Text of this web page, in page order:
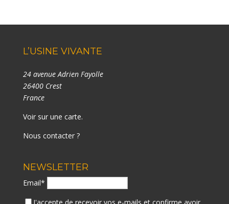
L’USINE VIVANTE
24 avenue Adrien Fayolle
26400 Crest
France
Voir sur une carte.
Nous contacter ?
NEWSLETTER
Email*